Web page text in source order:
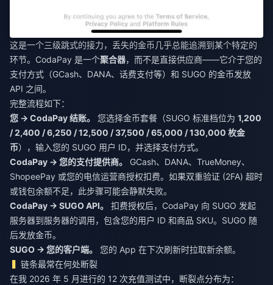
这是一个三级跳式的接力，丢失的金币几乎总能追溯到某个特定的
环节。CodaPay 是一个聚合器，而不是直接供应商——它介于您的
支付方式（GCash、DANA、话费支付等）和 SUGO 的金币发放
API 之间。
完整流程如下：
您 → CodaPay 结账。
您选择金币套餐（SUGO 标准档位为 1,200
/ 2,400 / 6,250 / 12,500 / 37,500 / 65,000 / 130,000 枚金
币），输入您的 SUGO 用户 ID，并选择支付方式。
CodaPay → 您的支付提供商。
GCash、DANA、TrueMoney、
ShopeePay 或您的电信运营商授权扣费。如果双重验证 (2FA) 超时
或钱包余额不足，此步骤可能会静默失败。
CodaPay → SUGO API。
扣费授权后，CodaPay 向 SUGO 发起
服务器到服务器的调用，包含您的用户 ID 和商品 SKU。SUGO 随
后发放金币。
SUGO → 您的客户端。
您的 App 在下次刷新时拉取新余额。
链条最常在何处断裂
在我 2026 年 5 月进行的 12 次充值测试中，断裂点分布为：